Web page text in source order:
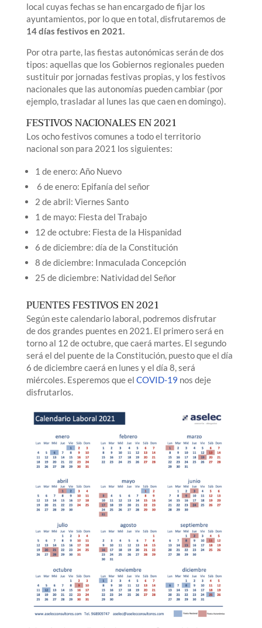
local cuyas fechas se han encargado de fijar los
ayuntamientos, por lo que en total, disfrutaremos de
14 días festivos en 2021.
Por otra parte, las fiestas autonómicas serán de dos
tipos: aquellas que los Gobiernos regionales pueden
sustituir por jornadas festivas propias, y los festivos
nacionales que las autonomías pueden cambiar (por
ejemplo, trasladar al lunes las que caen en domingo).
FESTIVOS NACIONALES EN 2021
Los ocho festivos comunes a todo el territorio
nacional son para 2021 los siguientes:
1 de enero: Año Nuevo
6 de enero: Epifanía del señor
2 de abril: Viernes Santo
1 de mayo: Fiesta del Trabajo
12 de octubre: Fiesta de la Hispanidad
6 de diciembre: día de la Constitución
8 de diciembre: Inmaculada Concepción
25 de diciembre: Natividad del Señor
PUENTES FESTIVOS EN 2021
Según este calendario laboral, podremos disfrutar
de dos grandes puentes en 2021. El primero será en
torno al 12 de octubre, que caerá martes. El segundo
será el del puente de la Constitución, puesto que el día
6 de diciembre caerá en lunes y el día 8, será
miércoles. Esperemos que el COVID-19 nos deje
disfrutarlos.